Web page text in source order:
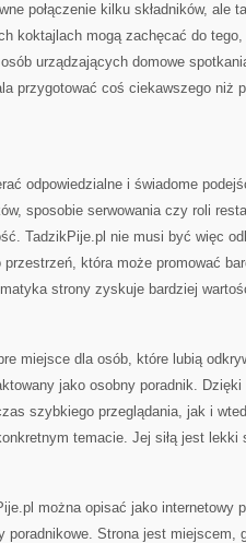
połączenie kilku składników, ale
koktajlach mogą zachęcać do
urządzających domowe
przygotować coś ciekawszego niż
odpowiedzialne i świadome
sposobie serwowania czy roli
TadzikPije.pl nie musi być więc
która może promować
strony zyskuje bardziej
miejsce dla osób, które lubią
jako osobny poradnik.
szybkiego przeglądania, jak i
temacie. Jej siłą jest lekki
można opisać jako internetowy
poradnikowe. Strona jest miejscem,